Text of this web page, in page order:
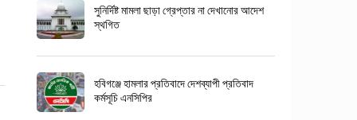
সুনির্দিষ্ট মামলা ছাড়া গ্রেপ্তার না দেখানোর আদেশ
স্থগিত
হবিগঞ্জে হামলার প্রতিবাদে দেশব্যাপী প্রতিবাদ
কর্মসূচি এনসিপির